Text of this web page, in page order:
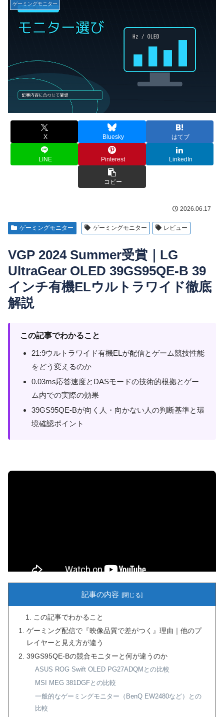
ゲーミングモニター
X Bluesky はてブ
LINE Pinterest LinkedIn
コピー
2026.06.17
ゲーミングモニター ゲーミングモニター レビュー
VGP 2024 Summer受賞｜LG
UltraGear OLED 39GS95QE-B 39
インチ有機ELウルトラワイド徹底
解説
この記事でわかること
21:9ウルトラワイド有機ELが配信とゲーム競技性能
をどう変えるのか
0.03ms応答速度とDASモードの技術的根拠とゲー
ム内での実際の効果
39GS95QE-Bが向く人・向かない人の判断基準と環
境確認ポイント
記事の内容
この記事でわかること
ゲーミング配信で『映像品質で差がつく』理由｜他のプ
レイヤーと見え方が違う
39GS95QE-Bの競合モニターと何が違うのか
ASUS ROG Swift OLED PG27ADQMとの比較
MSI MEG 381DGFとの比較
一般的なゲーミングモニター（BenQ EW2480など）との
比較